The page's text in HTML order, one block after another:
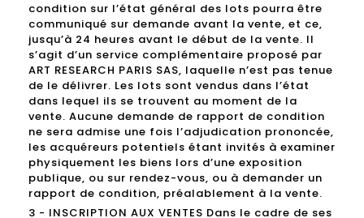
condition sur l’état général des lots pourra être
communiqué sur demande avant la vente, et ce,
jusqu’à 24 heures avant le début de la vente. Il
s’agit d’un service complémentaire proposé par
ART RESEARCH PARIS SAS, laquelle n’est pas tenue
de le délivrer. Les lots sont vendus dans l’état
dans lequel ils se trouvent au moment de la
vente. Aucune demande de rapport de condition
ne sera admise une fois l’adjudication prononcée,
les acquéreurs potentiels étant invités à examiner
physiquement les biens lors d’une exposition
publique, ou sur rendez-vous, ou à demander un
rapport de condition, préalablement à la vente.
3 - INSCRIPTION AUX VENTES Dans le cadre de ses